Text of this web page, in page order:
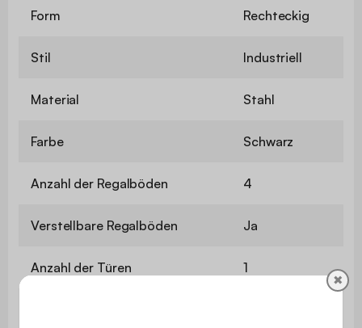
Form Rechteckig
Stil Industriell
Material Stahl
Farbe Schwarz
Anzahl der Regalböden 4
Verstellbare Regalböden Ja
Anzahl der Türen 1
✖